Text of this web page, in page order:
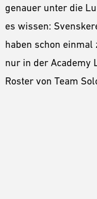
genauer unter die
es wissen:
haben schon
nur in der Academy
Roster von Team